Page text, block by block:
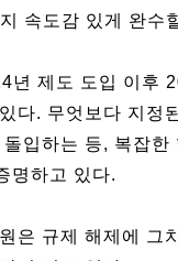
속도감 있게 완수
년 제도 도입 이후
다. 무엇보다 지정
입하는 등, 복잡
명하고 있다.
은 규제 해제에 그